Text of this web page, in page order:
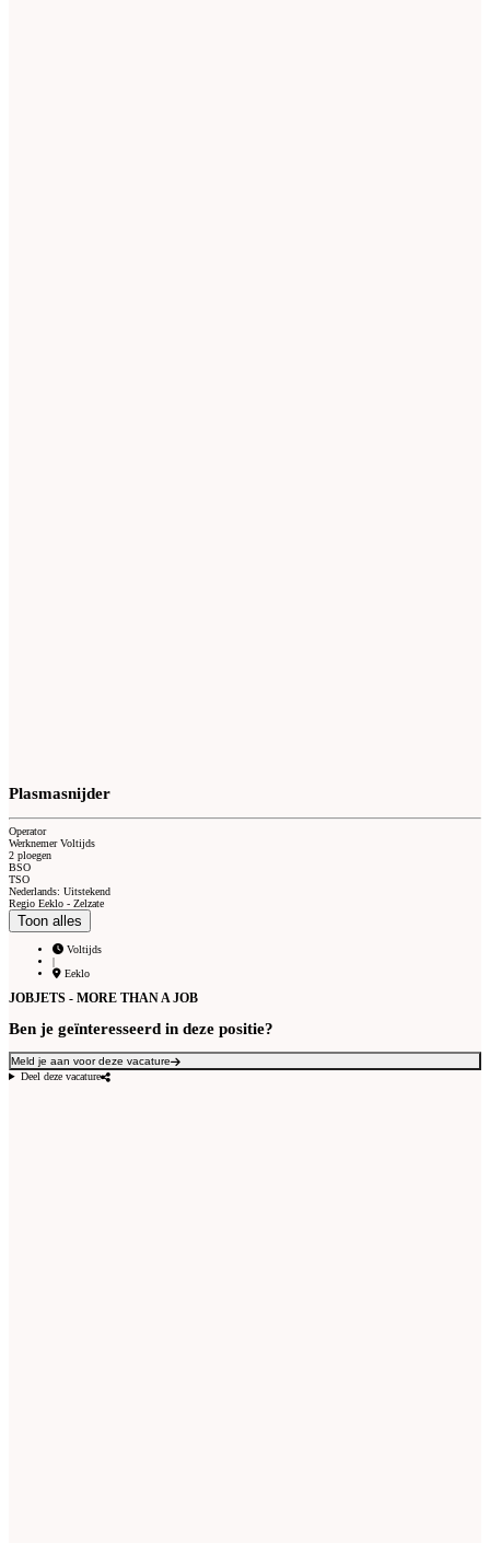
Plasmasnijder
Operator
Werknemer Voltijds
2 ploegen
BSO
TSO
Nederlands: Uitstekend
Regio Eeklo - Zelzate
Toon alles
Voltijds
|
Eeklo
JOBJETS - MORE THAN A JOB
Ben je geïnteresseerd in deze positie?
Meld je aan voor deze vacature
Deel deze vacature